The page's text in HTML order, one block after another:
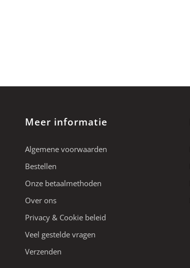
Meer informatie
Algemene voorwaarden
Bestellen
Onze betaalmethoden
Over ons
Privacy & Cookie beleid
Veel gestelde vragen
Verzenden